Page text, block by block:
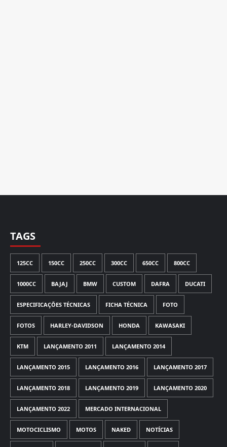
TAGS
125CC 150CC 250CC 300CC 650CC 800CC
1000CC BAJAJ BMW CUSTOM DAFRA DUCATI
ESPECIFICAÇÕES TÉCNICAS FICHA TÉCNICA FOTO
FOTOS HARLEY-DAVIDSON HONDA KAWASAKI
KTM LANÇAMENTO 2011 LANÇAMENTO 2014
LANÇAMENTO 2015 LANÇAMENTO 2016 LANÇAMENTO 2017
LANÇAMENTO 2018 LANÇAMENTO 2019 LANÇAMENTO 2020
LANÇAMENTO 2022 MERCADO INTERNACIONAL
MOTOCICLISMO MOTOS NAKED NOTÍCIAS